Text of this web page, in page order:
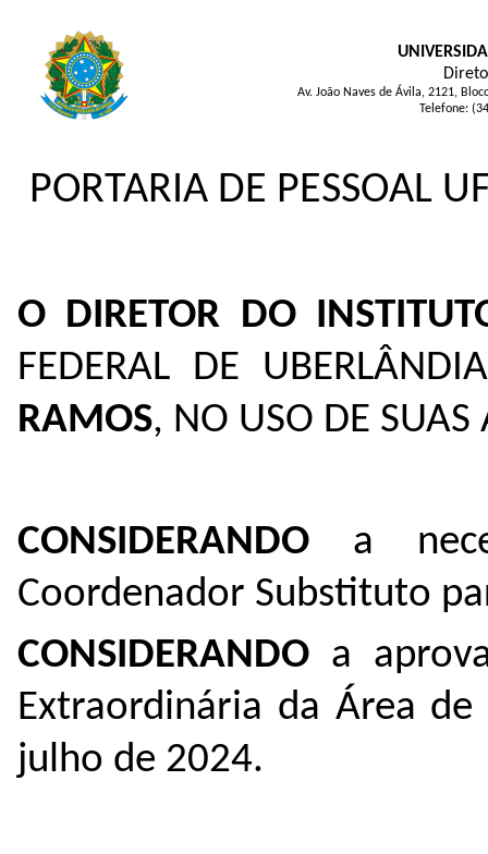
Av. João Naves de Ávila, 2121,
Telefone:
PORTARIA DE PESSOAL
O DIRETOR DO
FEDERAL DE
RAMOS, NO USO DE SUAS
CONSIDERANDO a
Coordenador Substituto
CONSIDERANDO a
Extraordinária da Área de
julho de 2024.